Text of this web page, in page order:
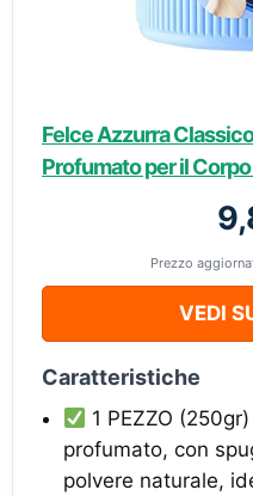
Felce Azzurra
Profumato per il
Prezzo
VEDI
Caratteristiche
1 PEZZO
profumato, con
polvere naturale,